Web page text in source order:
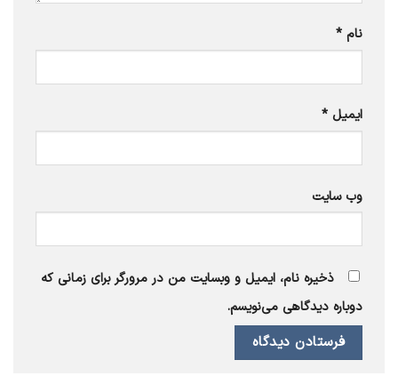
نام *
ایمیل *
وب‌ سایت
ذخیره نام، ایمیل و وبسایت من در مرورگر برای زمانی که
دوباره دیدگاهی می‌نویسم.